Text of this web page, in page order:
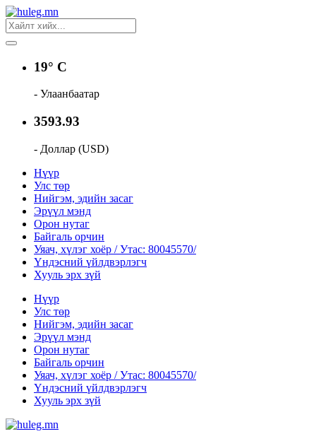
19° C
- Улаанбаатар
3593.93
- Доллар (USD)
Нүүр
Улс төр
Нийгэм, эдийн засаг
Эрүүл мэнд
Орон нутаг
Байгаль орчин
Уяач, хүлэг хоёр / Утас: 80045570/
Үндэсний үйлдвэрлэгч
Хууль эрх зүй
Нүүр
Улс төр
Нийгэм, эдийн засаг
Эрүүл мэнд
Орон нутаг
Байгаль орчин
Уяач, хүлэг хоёр / Утас: 80045570/
Үндэсний үйлдвэрлэгч
Хууль эрх зүй